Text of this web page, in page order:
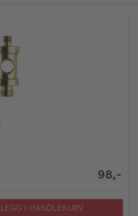
98,-
LEGG I HANDLEKURV